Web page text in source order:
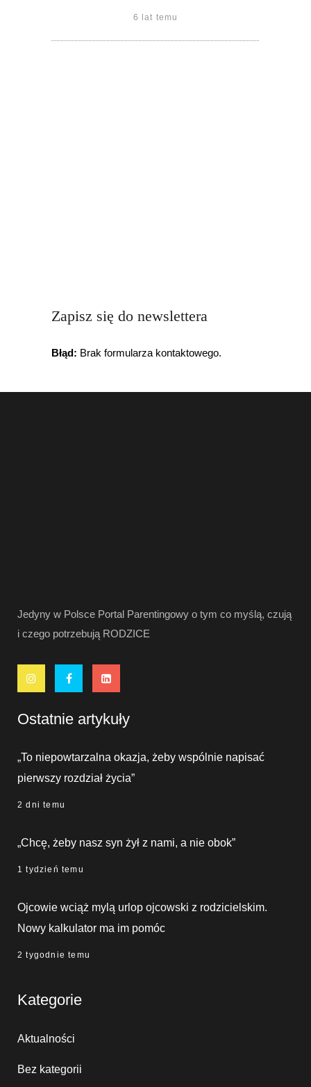
6 lat temu
Zapisz się do newslettera
Błąd: Brak formularza kontaktowego.
Jedyny w Polsce Portal Parentingowy o tym co myślą, czują
i czego potrzebują RODZICE
Ostatnie artykuły
„To niepowtarzalna okazja, żeby wspólnie napisać
pierwszy rozdział życia”
2 dni temu
„Chcę, żeby nasz syn żył z nami, a nie obok”
1 tydzień temu
Ojcowie wciąż mylą urlop ojcowski z rodzicielskim.
Nowy kalkulator ma im pomóc
2 tygodnie temu
Kategorie
Aktualności
Bez kategorii